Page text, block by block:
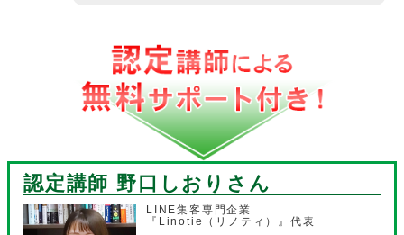
認定講師 野口しおり さん
LINE集客専門企業
『Linotie（リノティ）』代表